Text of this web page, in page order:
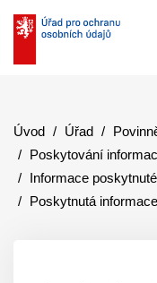
Úvod Úřad
Poskytování
Informace
Poskytnutá